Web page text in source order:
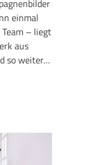
einmal
– liegt
aus
so weiter…